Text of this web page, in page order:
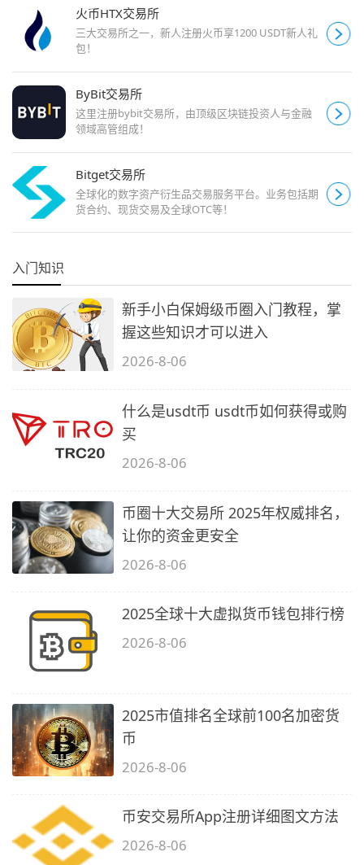
火币HTX交易所
三大交易所之一，新人注册火币享1200 USDT新人礼
包！
ByBit交易所
这里注册bybit交易所，由顶级区块链投资人与金融
领域高管组成！
Bitget交易所
全球化的数字资产衍生品交易服务平台。业务包括期
货合约、现货交易及全球OTC等！
入门知识
新手小白保姆级币圈入门教程，掌
握这些知识才可以进入
2026-8-06
什么是usdt币 usdt币如何获得或购
买
2026-8-06
币圈十大交易所 2025年权威排名，
让你的资金更安全
2026-8-06
2025全球十大虚拟货币钱包排行榜
2026-8-06
2025市值排名全球前100名加密货
币
2026-8-06
币安交易所App注册详细图文方法
2026-8-06